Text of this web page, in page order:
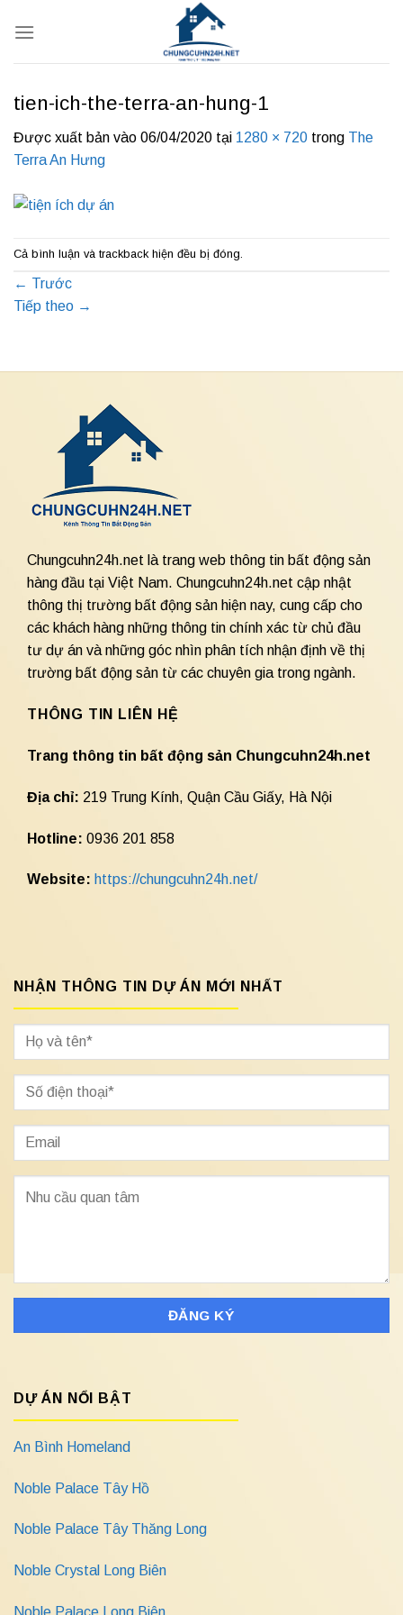
qua
tien-ich-the-terra-an-hung-1
Được xuất bản vào 06/04/2020 tại 1280 × 720 trong The
Terra An Hưng
Cả bình luận và trackback hiện đều bị đóng.
← Trước
Tiếp theo →
Chungcuhn24h.net là trang web thông tin bất động sản
hàng đầu tại Việt Nam. Chungcuhn24h.net cập nhật
thông thị trường bất động sản hiện nay, cung cấp cho
các khách hàng những thông tin chính xác từ chủ đầu
tư dự án và những góc nhìn phân tích nhận định về thị
trường bất động sản từ các chuyên gia trong ngành.
THÔNG TIN LIÊN HỆ
Trang thông tin bất động sản Chungcuhn24h.net
Địa chỉ: 219 Trung Kính, Quận Cầu Giấy, Hà Nội
Hotline: 0936 201 858
Website: https://chungcuhn24h.net/
NHẬN THÔNG TIN DỰ ÁN MỚI NHẤT
DỰ ÁN NỔI BẬT
An Bình Homeland
Noble Palace Tây Hồ
Noble Palace Tây Thăng Long
Noble Crystal Long Biên
Noble Palace Long Biên